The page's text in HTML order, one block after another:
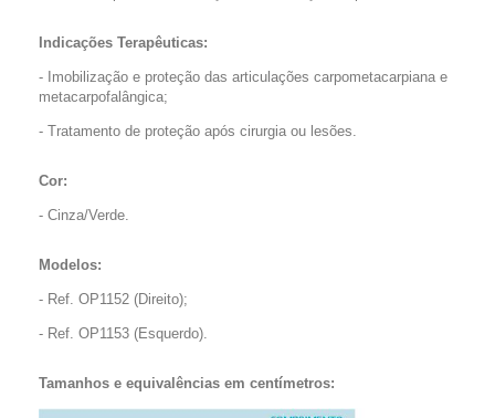
Indicações Terapêuticas:
- Imobilização e proteção das articulações carpometacarpiana e
metacarpofalângica;
- Tratamento de proteção após cirurgia ou lesões.
Cor:
- Cinza/Verde.
Modelos:
- Ref. OP1152 (Direito);
- Ref. OP1153 (Esquerdo).
Tamanhos e equivalências em centímetros: